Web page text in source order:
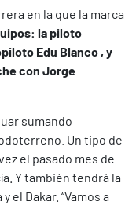
en la que la marca
la piloto
Edu Blanco , y
con Jorge
sumando
Un tipo de
el pasado mes de
Y también tendrá la
el Dakar. “Vamos a